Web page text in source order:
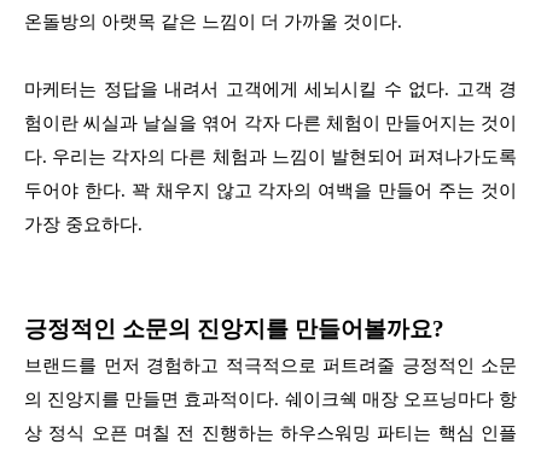
온돌방의 아랫목 같은 느낌이 더 가까울 것이다.
마케터는 정답을 내려서 고객에게 세뇌시킬 수 없다. 고객 경
험이란 씨실과 날실을 엮어 각자 다른 체험이 만들어지는 것이
다. 우리는 각자의 다른 체험과 느낌이 발현되어 퍼져나가도록
두어야 한다. 꽉 채우지 않고 각자의 여백을 만들어 주는 것이
가장 중요하다.
긍정적인 소문의 진앙지를 만들어볼까요?
브랜드를 먼저 경험하고 적극적으로 퍼트려줄 긍정적인 소문
의 진앙지를 만들면 효과적이다. 쉐이크쉑 매장 오프닝마다 항
상 정식 오픈 며칠 전 진행하는 하우스워밍 파티는 핵심 인플